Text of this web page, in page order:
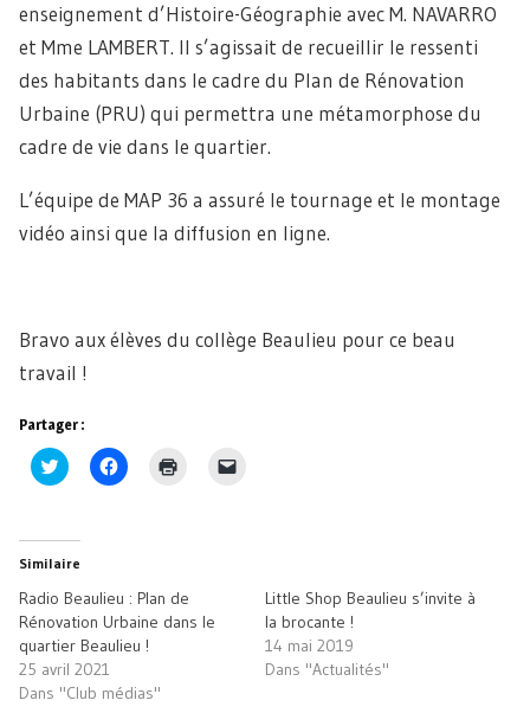
enseignement d’Histoire-Géographie avec M. NAVARRO
et Mme LAMBERT. Il s’agissait de recueillir le ressenti
des habitants dans le cadre du Plan de Rénovation
Urbaine (PRU) qui permettra une métamorphose du
cadre de vie dans le quartier.
L’équipe de MAP 36 a assuré le tournage et le montage
vidéo ainsi que la diffusion en ligne.
Bravo aux élèves du collège Beaulieu pour ce beau
travail !
Partager :
Cliquez
pour
dans
une
nouvelle
Cliquez
pour
Cliquer
ami(ouvre
dans
nouvelle
fenêtre)
Similaire
Radio Beaulieu : Plan de
Rénovation Urbaine dans le
quartier Beaulieu !
25 avril 2021
Dans "Club médias"
Little Shop Beaulieu s’invite à
la brocante !
14 mai 2019
Dans "Actualités"